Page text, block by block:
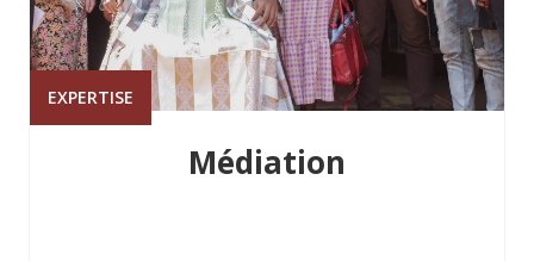
EXPERTISE
Médiation